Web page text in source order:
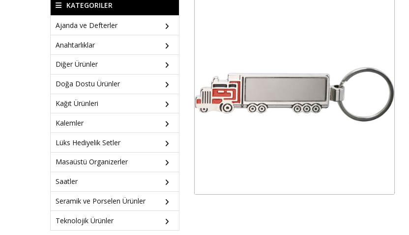
KATEGORILER
Ajanda ve Defterler
Anahtarlıklar
Diğer Ürünler
Doğa Dostu Ürünler
Kağıt Ürünleri
Kalemler
Lüks Hediyelik Setler
Masaüstü Organizerler
Saatler
Seramik ve Porselen Ürünler
Teknolojik Ürünler